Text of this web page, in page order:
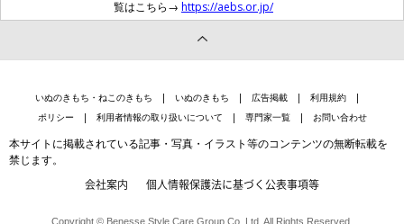
いほど、猫が嫌がらず抱っこが成功しやすくなります。
ひざの上にのせたら、猫の頭側にある自分の腕を、猫の前足の下
からお尻のほうへまわしましょう。二の腕のあたりに猫をもたれ
させ、もう片方の手は猫の胸のあたりに添えるようにします。
覧はこちら→ https://aebs.or.jp/
いぬのきもち・ねこのきもち いぬのきもち 広告掲載
利用規約
ポリシー
利用者情報の取り扱いについて 専門家一覧 お問い合わせ
本サイトに掲載されている記事・写真・イラスト等のコンテンツの無断転載を
禁じます。
会社案内 個人情報保護法に基づく公表事項等
Copyright © Benesse Style Care Group Co.,Ltd. All Rights Reserved.